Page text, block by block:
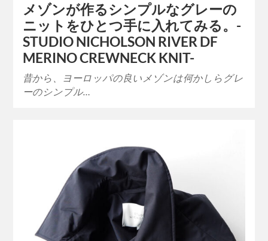
メゾンが作るシンプルなグレーの
ニットをひとつ手に入れてみる。-
STUDIO NICHOLSON RIVER DF
MERINO CREWNECK KNIT-
昔から、ヨーロッパの良いメゾンは何かしらグレ
ーのシンプル…